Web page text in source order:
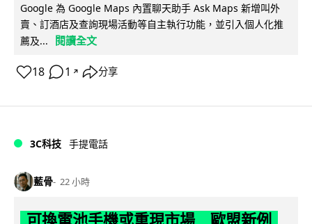
Google 為 Google Maps 內置聊天助手 Ask Maps 新增叫外
賣、訂酒店及查詢現場活動等自主執行功能，並引入個人化推
薦及...
閱讀全文
18 1 ↗ 分享
3C科技 手提電話
藍骨 22 小時
可換電池手機或重現市場 歐盟新例